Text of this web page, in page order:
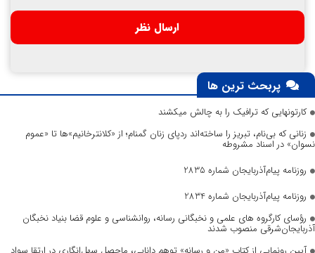
پربحث ترین ها
کارتونهایی که ترافیک را به چالش میکشند
زنانی که بی‌نام، تبریز را ساخته‌اند ردپای زنان گمنام؛ از «کلانترخانیم»ها تا «عموم
نسوان» در اسناد مشروطه
روزنامه پیام‌آذربایجان شماره 2835
روزنامه پیام‌آذربایجان شماره 2834
رؤسای کارگروه های علمی و نخبگانی رسانه، روانشناسی و علوم قضا بنیاد نخبگان
آذربایجان‌شرقی منصوب شدند